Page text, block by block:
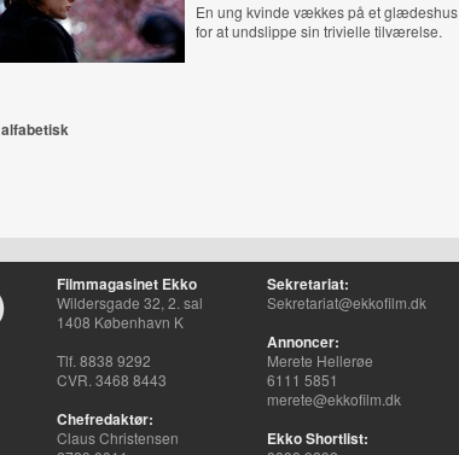
En ung kvinde vækkes på et glædeshus
for at undslippe sin trivielle tilværelse.
alfabetisk
Filmmagasinet Ekko
Wildersgade 32, 2. sal
1408 København K
Tlf. 8838 9292
CVR. 3468 8443
Chefredaktør:
Claus Christensen
Sekretariat:
Sekretariat@ekkofilm.dk
Annoncer:
Merete Hellerøe
6111 5851
merete@ekkofilm.dk
Ekko Shortlist: